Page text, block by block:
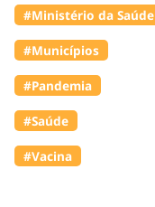
#Ministério da Saúde
#Municípios
#Pandemia
#Saúde
#Vacina